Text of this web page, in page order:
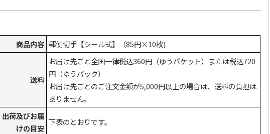
商品内容 郵便切手【シール式】（85円×10枚)
送料
お届け先ごと全国一律税込360円（ゆうパケット）または税込720
円（ゆうパック）
お届け先ごとのご注文金額が5,000円以上の場合は、送料の負担は
ありません。
出荷及びお届
けの目安
下表のとおりです。